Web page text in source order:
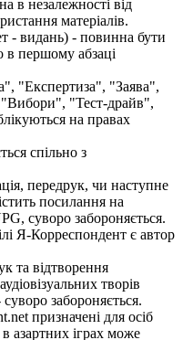
в незалежності від
матеріалів.
- видань) - повинна бути
в першому абзаці
"Експертиза", "Заява",
"Тест-драйв",
на правах
спільно з
передрук, чи наступне
посилання на
суворо забороняється.
Я-Корреспондент є автор
та відтворення
творів
забороняється.
призначені для осіб
азартних іграх може